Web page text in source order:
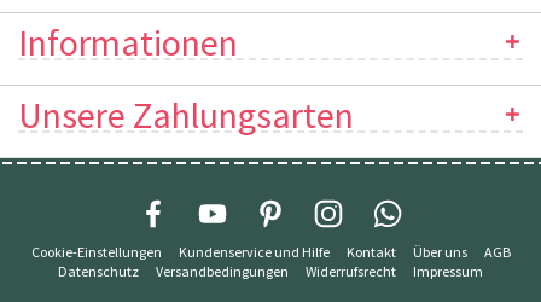
Informationen
Unsere Zahlungsarten
Cookie-Einstellungen Kundenservice und Hilfe Kontakt Über uns
AGB
Datenschutz
Versandbedingungen Widerrufsrecht Impressum